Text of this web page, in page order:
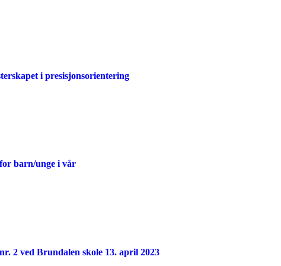
i presisjonsorientering
barn/unge i vår
2 ved Brundalen skole 13. april 2023